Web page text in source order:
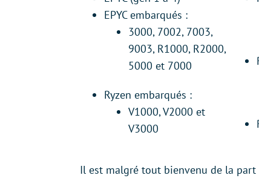
EPYC embarqués :
3000, 7002, 7003,
9003, R1000, R2000,
5000 et 7000
Ryzen embarqués :
V1000, V2000 et
V3000
Il est malgré tout bienvenu de la part